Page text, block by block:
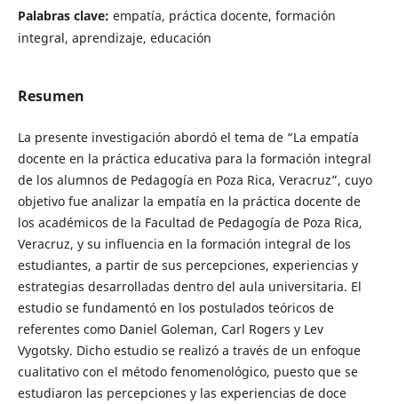
Palabras clave: empatía, práctica docente, formación
integral, aprendizaje, educación
Resumen
La presente investigación abordó el tema de “La empatía
docente en la práctica educativa para la formación integral
de los alumnos de Pedagogía en Poza Rica, Veracruz”, cuyo
objetivo fue analizar la empatía en la práctica docente de
los académicos de la Facultad de Pedagogía de Poza Rica,
Veracruz, y su influencia en la formación integral de los
estudiantes, a partir de sus percepciones, experiencias y
estrategias desarrolladas dentro del aula universitaria. El
estudio se fundamentó en los postulados teóricos de
referentes como Daniel Goleman, Carl Rogers y Lev
Vygotsky. Dicho estudio se realizó a través de un enfoque
cualitativo con el método fenomenológico, puesto que se
estudiaron las percepciones y las experiencias de doce